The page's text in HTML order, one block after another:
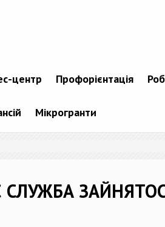
центр Профорієнтація
Мікрогранти